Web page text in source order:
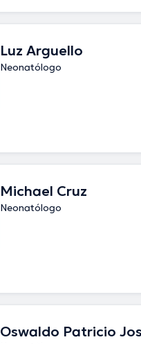
Luz Arguello
Neonatólogo
Michael Cruz
Neonatólogo
Oswaldo Patricio